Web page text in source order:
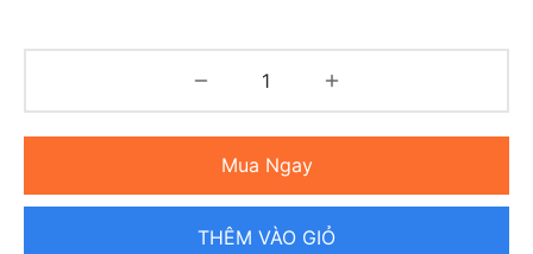
Mua Ngay
THÊM VÀO GIỎ